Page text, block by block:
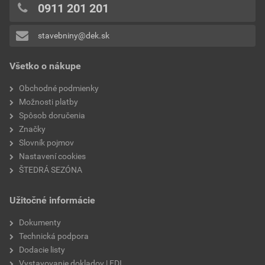
Pridávať hodnotenie môže iba prihlásený užívateľ.
Všetko o nákupe
Obchodné podmienky
Možnosti platby
Spôsob doručenia
Značky
Slovník pojmov
Nastavení cookies
ŠTEDRÁ SEZÓNA
Užitočné informácie
Dokumenty
Technická podpora
Dodacie listy
0911 201 201
stavebniny@dek.sk